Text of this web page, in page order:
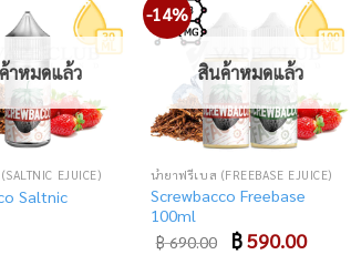
Add
to
wishlist
าหมดแล้ว
EJUICE)
Saltnic
-14%
Add
to
wishlist
สินค้าหมดแล้ว
น้ำยาฟรีเบส (FREEBASE EJUICE)
Screwbacco Freebase
100ml
฿690.00 Original
price
฿590.00Current
price